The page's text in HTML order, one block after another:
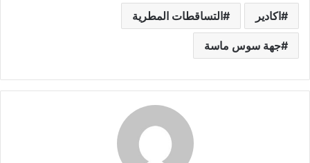
اكادير التساقطات المطرية
جهة سوس ماسة